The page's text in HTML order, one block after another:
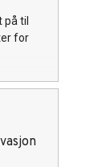
til
for